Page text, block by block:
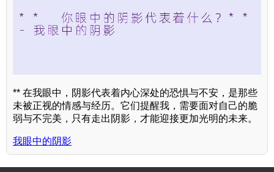
** 在我眼中，阴影代表着内心深处的恐惧与不安，是那些
未被正视的情感与经历。它们提醒我，需要面对自己的脆
弱与不完美，只有走出阴影，才能迎接更加光明的未来。
我眼中的阴影